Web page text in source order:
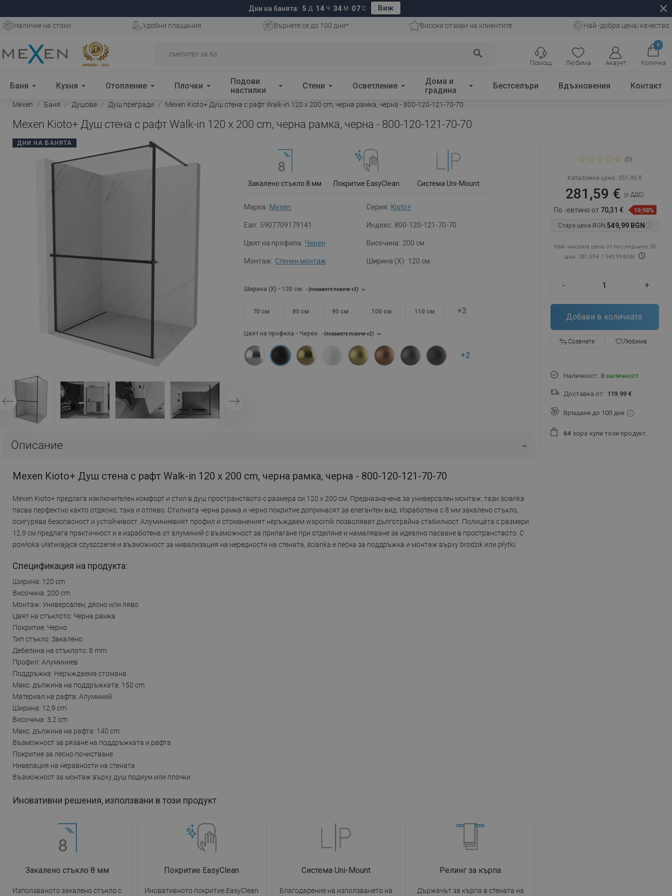
Дни на банята: 5 Д 14 Ч 34 М 06 С Виж close
Наличие на стоки Удобни плащания Върнете се до 100 дни* Високи отзиви на клиентите Най -добра цена/качество
search
Любима Акаунт
0
Количка
Помощ
Баня Кухня Отопление Плочки
Подови
настилки
Стени Осветление
Дома и
градина
Бестселъри Вдъхновения Контакт
Mexen Баня Душове Душ прегради Mexen Kioto+ Душ стена с рафт Walk-in 120 x 200 cm, черна рамка, черна - 800-120-121-70-70
Mexen Kioto+ Душ стена с рафт Walk-in 120 x 200 cm, черна рамка, черна - 800-120-121-70-70
ДНИ НА БАНЯТА
Закалено стъкло 8 мм Покритие EasyClean Система Uni-Mount
Марка: Mexen Серия: Kioto+
Ean: 5907709179141 Индекс: 800-120-121-70-70
Цвят на профила: Черен Височина: 200 см
Монтаж: Стенен монтаж Ширина (X): 120 см
Цвят на профила - Черен - (покажете повече+2)
+2
Ширина (X) - 120 см - (покажете повече+3)
70 см 80 см 90 см 100 см 110 см +3
Описание
Mexen Kioto+ Душ стена с рафт Walk-in 120 x 200 cm, черна рамка, черна - 800-120-121-70-70
Mexen Kioto+ предлага изключителен комфорт и стил в душ пространството с размера си 120 x 200 см. Предназначена за универсален монтаж, тази ścianka
пасва перфектно както отдясно, така и отляво. Стилната черна рамка и черно покритие допринасят за елегантен вид. Изработена с 8 мм закалено стъкло,
осигурява безопасност и устойчивост. Алуминиевият профил и стоманеният неръждаем wspornik позволяват дълготрайна стабилност. Полицата с размери
12,9 см предлага практичност и е изработена от алуминий с възможност за прилагане при отделяне и намаляване за идеално пасване в пространството. С
powłoka ułatwiająca czyszczenie и възможност за нивализация на нередности на стената, ścianka е лесна за поддръжка и монтаж върху brodzik или płytki.
Спецификация на продукта:
Ширина: 120 cm
Височина: 200 cm
Монтаж: Универсален, дясно или ляво
Цвят на стъклото: Черна рамка
Покритие: Черно
Тип стъкло: Закалено
Дебелина на стъклото: 8 mm
Профил: Алуминиев
Поддръжка: Неръждаема стомана
Макс. дължина на поддръжката: 150 cm
Материал на рафта: Алуминий
Ширина: 12,9 cm
Височина: 3,2 cm
Макс. дължина на рафта: 140 cm
Възможност за рязане на поддръжката и рафта
Покритие за лесно почистване
Нивелация на неравности на стената
Възможност за монтаж върху душ подиум или плочки
Иновативни решения, използвани в този продукт
Закалено стъкло 8 мм
Използваното закалено стъкло с
Покритие EasyClean
Иновативното покритие EasyClean
Система Uni-Mount
Благодарение на използването на
Релинг за кърпа
Държачът за кърпа в стената на
рафт Walk-in 120 x 200 cm,
(0)
Каталожна цена: 351,90 €
281,59 €(с ДДС)
По -евтино от 70,31 €
19,98%
Стара цена BGN:549,99 BGN
Най -ниската цена от последните 30
дни: 281,59 €/ 549,99 BGN
- +
Добави в количката
Сравнете favorite_borderЛюбима
Наличност: В наличност
Доставка от: 119.99 €
Връщане до 100 дни
64 хора купи този продукт.